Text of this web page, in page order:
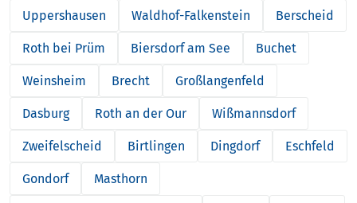
Uppershausen Waldhof-Falkenstein Berscheid
Roth bei Prüm Biersdorf am See Buchet
Weinsheim Brecht Großlangenfeld
Dasburg Roth an der Our Wißmannsdorf
Zweifelscheid Birtlingen Dingdorf Eschfeld
Gondorf Masthorn